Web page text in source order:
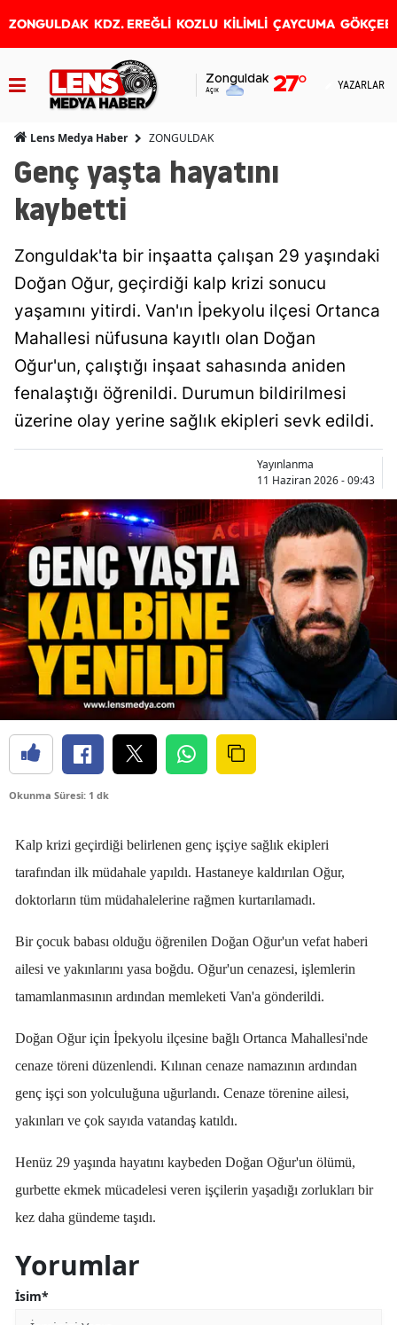
ZONGULDAK KDZ. EREĞLİ KOZLU KİLİMLİ ÇAYCUMA
Zonguldak
Açık 27° YAZARLAR
Lens Medya Haber ZONGULDAK
Genç yaşta hayatını
kaybetti
Zonguldak'ta bir inşaatta çalışan 29 yaşındaki
Doğan Oğur, geçirdiği kalp krizi sonucu
yaşamını yitirdi. Van'ın İpekyolu ilçesi Ortanca
Mahallesi nüfusuna kayıtlı olan Doğan
Oğur'un, çalıştığı inşaat sahasında aniden
fenalaştığı öğrenildi. Durumun bildirilmesi
üzerine olay yerine sağlık ekipleri sevk edildi.
Yayınlanma
11 Haziran 2026 - 09:43
Okunma Süresi: 1 dk
Kalp krizi geçirdiği belirlenen genç işçiye sağlık ekipleri
tarafından ilk müdahale yapıldı. Hastaneye kaldırılan Oğur,
doktorların tüm müdahalelerine rağmen kurtarılamadı.
Bir çocuk babası olduğu öğrenilen Doğan Oğur'un vefat haberi
ailesi ve yakınlarını yasa boğdu. Oğur'un cenazesi, işlemlerin
tamamlanmasının ardından memleketi Van'a gönderildi.
Doğan Oğur için İpekyolu ilçesine bağlı Ortanca Mahallesi'nde
cenaze töreni düzenlendi. Kılınan cenaze namazının ardından
genç işçi son yolculuğuna uğurlandı. Cenaze törenine ailesi,
yakınları ve çok sayıda vatandaş katıldı.
Henüz 29 yaşında hayatını kaybeden Doğan Oğur'un ölümü,
gurbette ekmek mücadelesi veren işçilerin yaşadığı zorlukları bir
kez daha gündeme taşıdı.
Yorumlar
İsim*